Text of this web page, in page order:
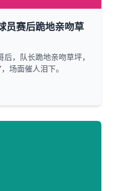
员赛后跪地亲吻草
，队长跪地亲吻草坪，
场面催人泪下。